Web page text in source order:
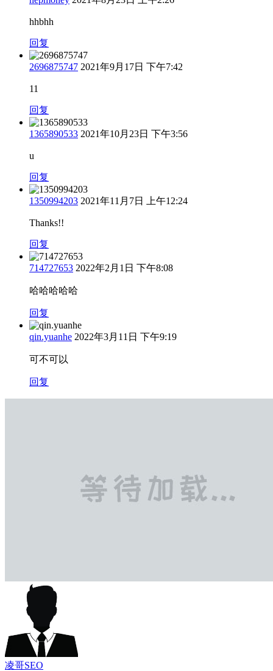
hhbhh
回复
2696875747 2021年9月17日 下午7:42
11
回复
1365890533 2021年10月23日 下午3:56
u
回复
1350994203 2021年11月7日 上午12:24
Thanks!!
回复
714727653 2022年2月1日 下午8:08
哈哈哈哈哈
回复
qin.yuanhe 2022年3月11日 下午9:19
可不可以
回复
凌哥SEO